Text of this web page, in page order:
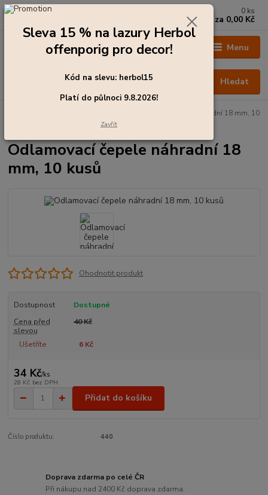
Menu
Hledat
+420 273 136 255
0 ks
za 0,00 Kč
Odlamovací čepele náhradní 18 mm, 10
Odlamovací čepele náhradní 18
mm, 10 kusů
Ohodnotit produkt
Dostupnost
Dostupné
Cena před
slevou
40 Kč
Ušetříte 6 Kč
34 Kč/ks
28 Kč bez DPH
Přidat do košíku
Číslo produktu: 440
Doprava zdarma po celé ČR
Při nákupu nad 2400 Kč doprava zdarma.
Sleva 15 % na lazury Herbol
offenporig pro decor!
Kód na slevu: herbol15
Platí do půlnoci 9.8.2026!
Zavřít